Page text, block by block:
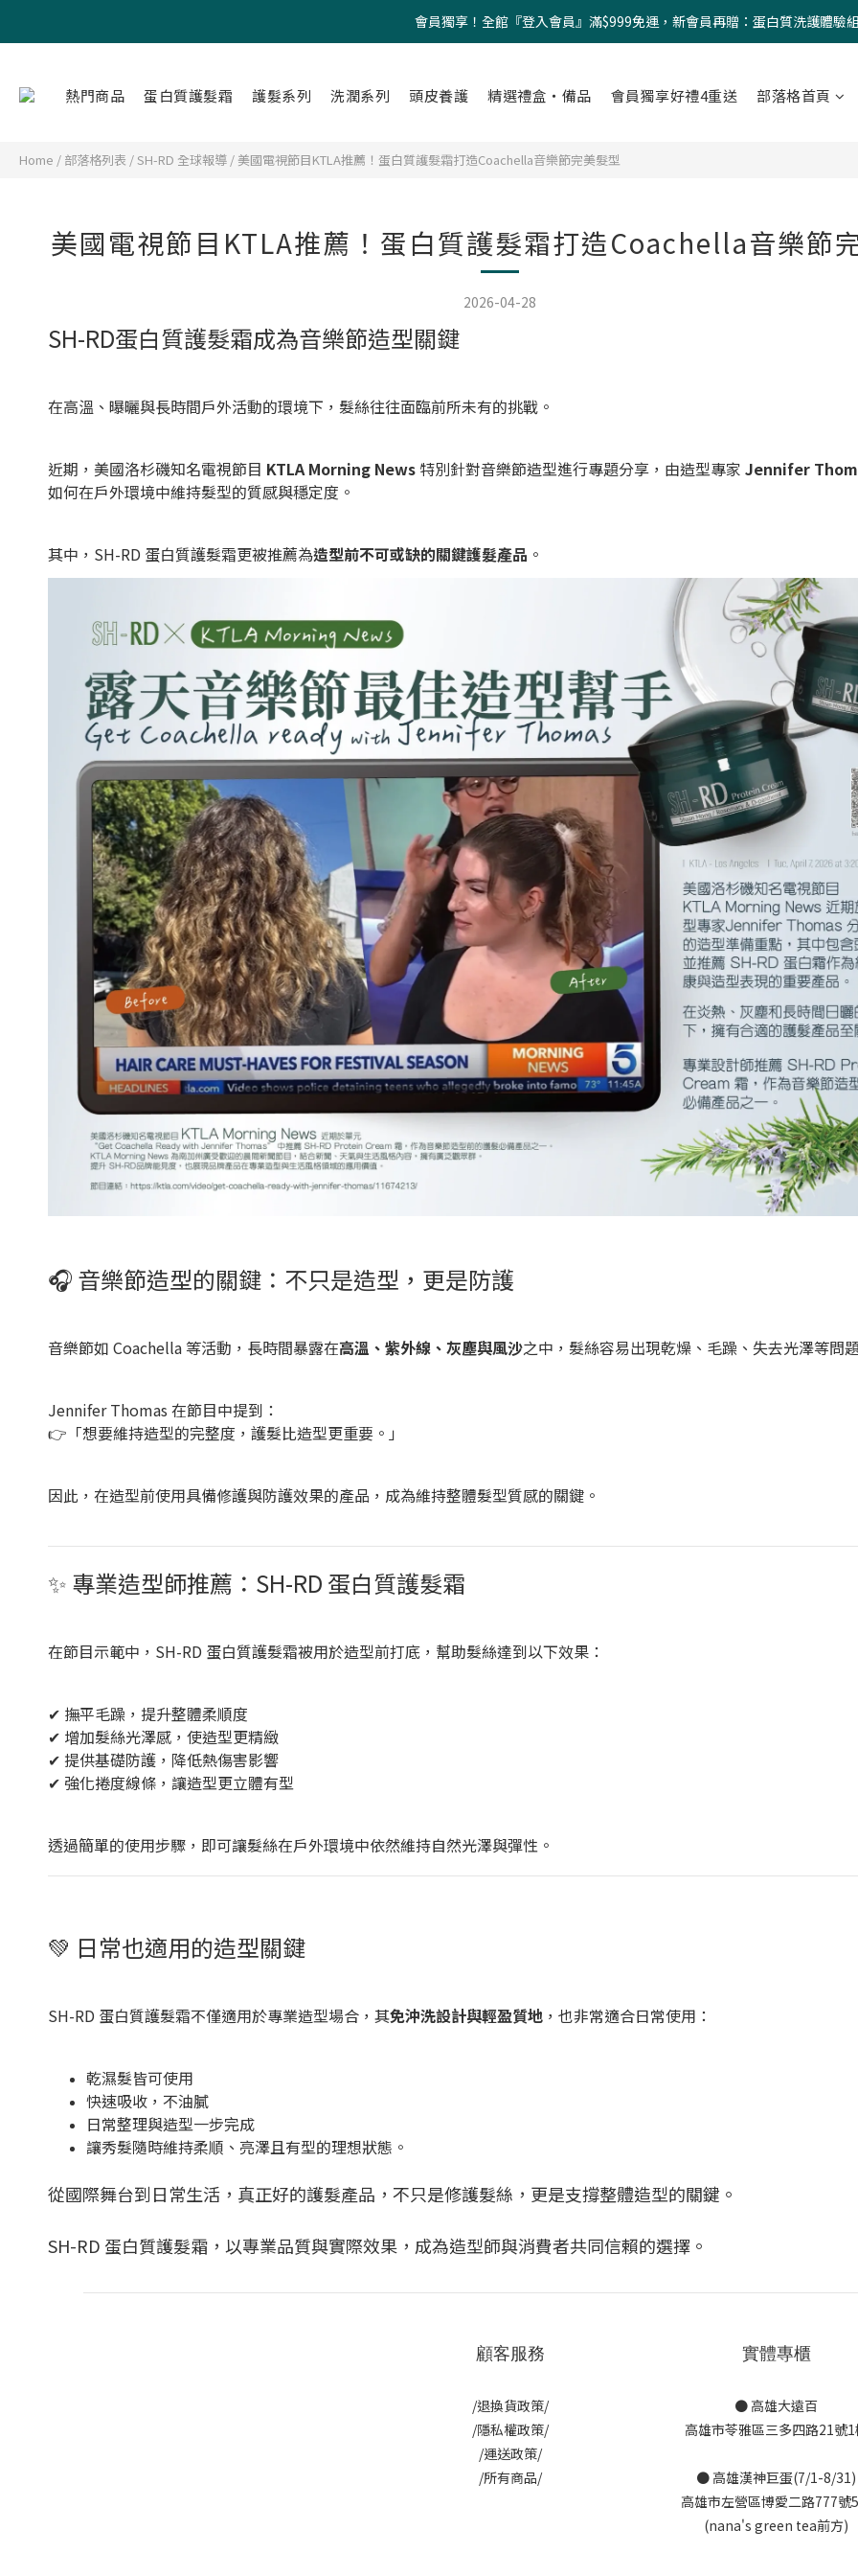
會員獨享！全館『登入會員』滿$999免運，新會員再贈：蛋白質洗護體驗
熱門商品 蛋白質護髮霜 護髮系列 洗潤系列 頭皮養護 精選禮盒・備品 會員獨享好禮4重送 部落格首頁
Home / 部落格列表 /SH-RD 全球報導 / 美國電視節目KTLA推薦！蛋白質護髮霜打造Coachella音樂節完美髮型
美國電視節目KTLA推薦！蛋白質護髮霜打造Coachella音樂節
2026-04-28
SH-RD蛋白質護髮霜成為音樂節造型關鍵
在高溫、曝曬與長時間戶外活動的環境下，髮絲往往面臨前所未有的挑戰。
近期，美國洛杉磯知名電視節目 KTLA Morning News 特別針對音樂節造型進行專題分享，由造型專家 Jennifer
如何在戶外環境中維持髮型的質感與穩定度。
其中，SH-RD 蛋白質護髮霜更被推薦為造型前不可或缺的關鍵護髮產品 。
🎧 音樂節造型的關鍵：不只是造型，更是防護
音樂節如 Coachella 等活動，長時間暴露在高溫、紫外線、灰塵與風沙之中，髮絲容易出現乾燥、毛躁、失去光澤等問
Jennifer Thomas 在節目中提到：
👉「想要維持造型的完整度，護髮比造型更重要。」
因此，在造型前使用具備修護與防護效果的產品，成為維持整體髮型質感的關鍵。
✨ 專業造型師推薦：SH-RD 蛋白質護髮霜
在節目示範中，SH-RD 蛋白質護髮霜被用於造型前打底，幫助髮絲達到以下效果：
✔ 撫平毛躁，提升整體柔順度
✔ 增加髮絲光澤感，使造型更精緻
✔ 提供基礎防護，降低熱傷害影響
✔ 強化捲度線條，讓造型更立體有型
透過簡單的使用步驟，即可讓髮絲在戶外環境中依然維持自然光澤與彈性。
💚 日常也適用的造型關鍵
SH-RD 蛋白質護髮霜不僅適用於專業造型場合，其免沖洗設計與輕盈質地 ，也非常適合日常使用：
乾濕髮皆可使用
快速吸收，不油膩
日常整理與造型一步完成
讓秀髮隨時維持柔順、亮澤且有型的理想狀態。
從國際舞台到日常生活，真正好的護髮產品，不只是修護髮絲，更是支撐整體造型的關鍵。
SH-RD 蛋白質護髮霜，以專業品質與實際效果，成為造型師與消費者共同信賴的選擇。
顧客服務
/退換貨政策/
/隱私權政策/
/運送政策/
/所有商品/
實體專櫃
● 高雄大遠百
高雄市苓雅區三多四路21號
● 高雄漢神巨蛋(7/1-8/31)
高雄市左營區博愛二路777號
(nana's green tea前方)